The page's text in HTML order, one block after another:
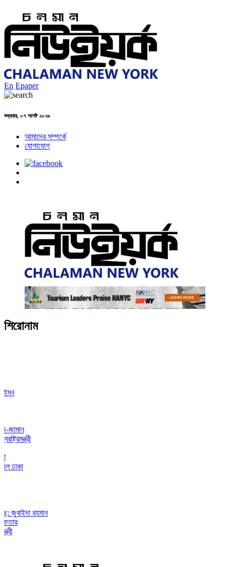
En Epaper
শুক্রবার, ০৭ আগষ্ট ২০২৬
আমাদের সম্পর্কে
যোগাযোগ
শিরোনাম
রহমান